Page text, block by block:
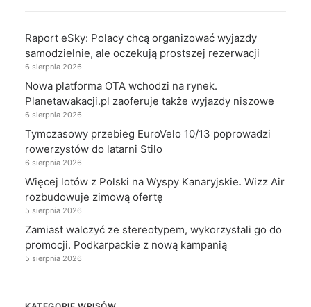
Raport eSky: Polacy chcą organizować wyjazdy
samodzielnie, ale oczekują prostszej rezerwacji
6 sierpnia 2026
Nowa platforma OTA wchodzi na rynek.
Planetawakacji.pl zaoferuje także wyjazdy niszowe
6 sierpnia 2026
Tymczasowy przebieg EuroVelo 10/13 poprowadzi
rowerzystów do latarni Stilo
6 sierpnia 2026
Więcej lotów z Polski na Wyspy Kanaryjskie. Wizz Air
rozbudowuje zimową ofertę
5 sierpnia 2026
Zamiast walczyć ze stereotypem, wykorzystali go do
promocji. Podkarpackie z nową kampanią
5 sierpnia 2026